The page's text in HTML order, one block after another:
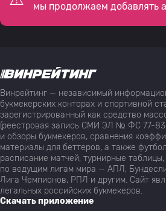
мы продолжаем добавлять
Винрейтинг — независимый
букмекерских конторах и спортивной
зарегистрированный как средство
(реестровая запись СМИ ЭЛ № ФС 77-
и обзоры букмекеров, сравнения
материалы для беттеров, а также
расписание матчей, турнирные
по ведущим лигам мира — АПЛ,
Лига Чемпионов, РПЛ и другим. Сайт
легальных российских букмекеров.
Скачать приложение